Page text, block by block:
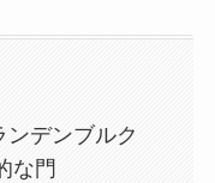
ンデンブルク
な門